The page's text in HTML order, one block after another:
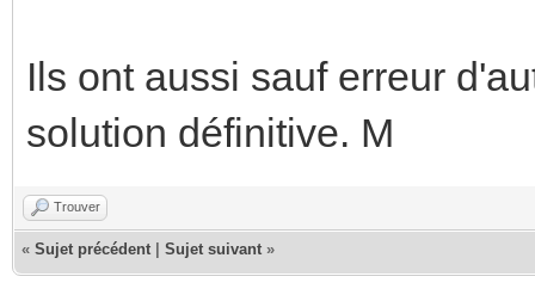
Ils ont aussi sauf erreur
solution définitive. M
Trouver
« Sujet précédent Sujet suivant »